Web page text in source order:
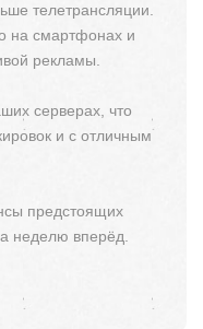
телетрансляции.
на смартфонах и
рекламы.
серверах, что
и с отличным
предстоящих
неделю вперёд.